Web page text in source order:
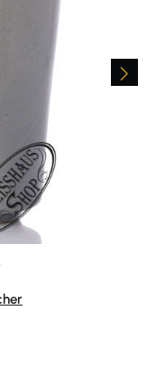
von 5 Sternen